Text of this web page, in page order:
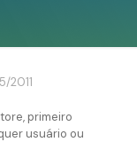
2011
primeiro
usuário ou